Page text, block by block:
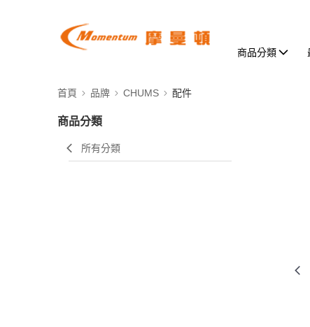
商品分類
首頁 品牌 CHUMS 配件
商品分類
所有分類